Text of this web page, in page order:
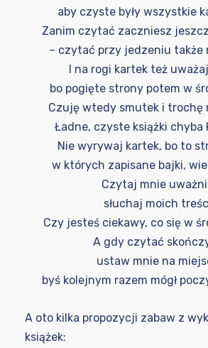
aby czyste były wszystkie
Zanim czytać zaczniesz
– czytać przy jedzeniu także
I na rogi kartek też
bo pogięte strony potem w
Czuję wtedy smutek i trochę
Ładne, czyste książki chyba
Nie wyrywaj kartek, bo to
w których zapisane bajki,
Czytaj mnie
słuchaj moich
Czy jesteś ciekawy, co się w
A gdy czytać
ustaw mnie na
byś kolejnym razem mógł
A oto kilka propozycji zabaw z
książek: